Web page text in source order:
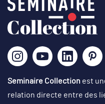
Seminaire Collection est
relation directe entre des